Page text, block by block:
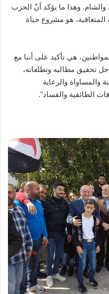
وهذا ما يؤكد أنّ الحزب
المتعاقبة، هو مشروع حياة
هي تأكيد على أننا مع
تحقيق مطالبه وتطلعاته،
والمساواة والرعاية
الطائفية والفساد”.